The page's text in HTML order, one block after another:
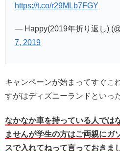
https://t.co/r29MLb7FGY
— Happy(2019年折り返し)
7, 2019
キャンペーンが始まってすぐこ
すがはディズニーランドといっ
なかなか車を持っている人では
ませんが学生の方はご両親にガ
スで入れてねって言っておきま